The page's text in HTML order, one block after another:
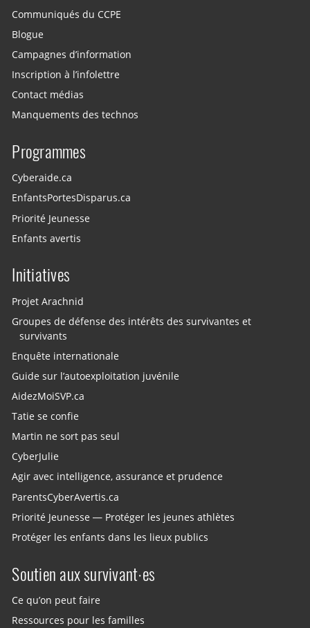
Communiqués du CCPE
Blogue
Campagnes d’information
Inscription à l’infolettre
Contact médias
Manquements des technos
Programmes
Cyberaide.ca
EnfantsPortesDisparus.ca
Priorité Jeunesse
Enfants avertis
Initiatives
Projet Arachnid
Groupes de défense des intérêts des survivantes et
survivants
Enquête internationale
Guide sur l’autoexploitation juvénile
AidezMoiSVP.ca
Tatie se confie
Martin ne sort pas seul
CyberJulie
Agir avec intelligence, assurance et prudence
ParentsCyberAvertis.ca
Priorité Jeunesse — Protéger les jeunes athlètes
Protéger les enfants dans les lieux publics
Soutien aux survivant·es
Ce qu’on peut faire
Ressources pour les familles